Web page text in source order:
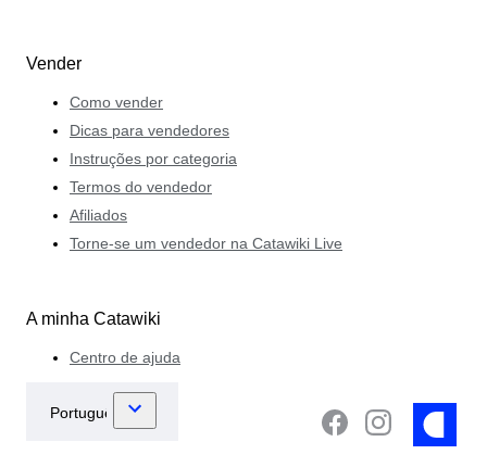
Vender
Como vender
Dicas para vendedores
Instruções por categoria
Termos do vendedor
Afiliados
Torne-se um vendedor na Catawiki Live
A minha Catawiki
Centro de ajuda